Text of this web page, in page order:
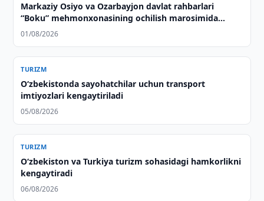
Markaziy Osiyo va Ozarbayjon davlat rahbarlari
“Boku” mehmonxonasining ochilish marosimida
ishtirok etdilar
01/08/2026
TURIZM
Oʻzbekistonda sayohatchilar uchun transport
imtiyozlari kengaytiriladi
05/08/2026
TURIZM
Oʻzbekiston va Turkiya turizm sohasidagi hamkorlikni
kengaytiradi
06/08/2026